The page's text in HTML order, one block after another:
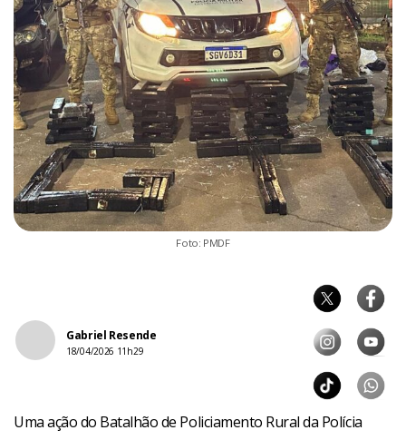
Foto: PMDF
Gabriel Resende
18/04/2026 11h29
Uma ação do Batalhão de Policiamento Rural da Polícia